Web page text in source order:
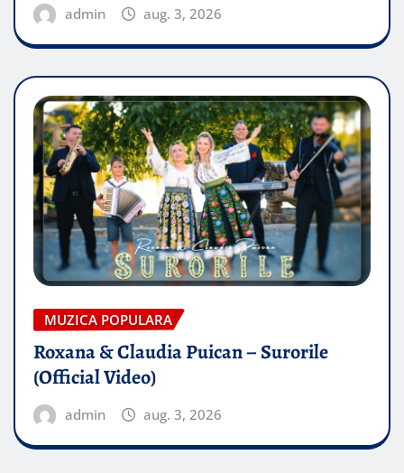
admin aug. 3, 2026
MUZICA POPULARA
Roxana & Claudia Puican – Surorile
(Official Video)
admin aug. 3, 2026